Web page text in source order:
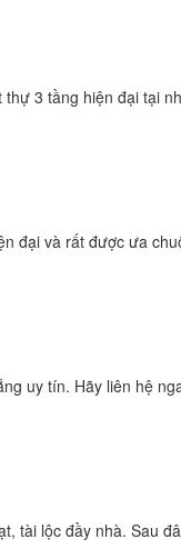
3 tầng hiện đại tại
đại và rất được ưa
uy tín. Hãy liên hệ
tài lộc đầy nhà. Sau